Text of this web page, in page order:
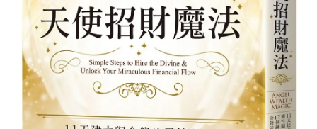
Оформление заказа
Услуги
Диагностика кондиционеров